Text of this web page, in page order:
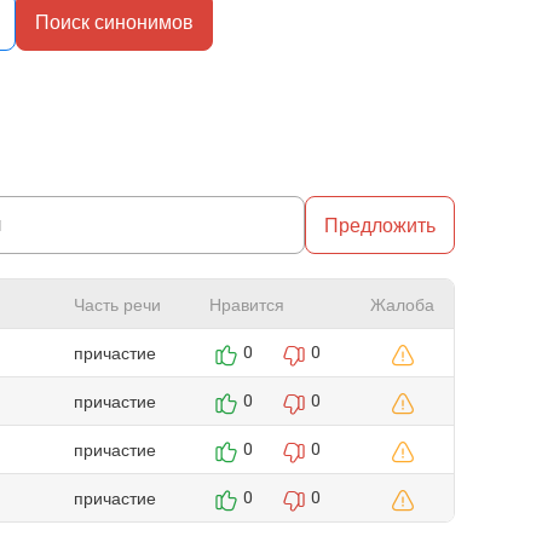
Поиск синонимов
Предложить
Часть речи Нравится
Жалоба
причастие
0 0
причастие 0 0
причастие 0 0
причастие 0 0